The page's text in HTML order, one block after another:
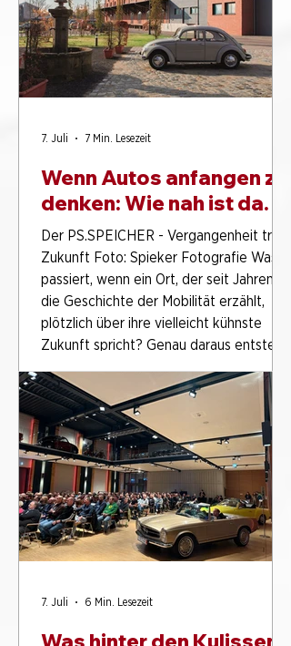
automobilen Alltag, in dem Technik und
Gefühl Hand in Hand gingen. Gleichzeitig
be
Wenn Autos anfangen zu
denken: Wie nah ist das
autonome Fahren
wirklich?
Der PS.SPEICHER - Vergangenheit trifft
Zukunft Foto: Spieker Fotografie Was
passiert, wenn ein Ort, der seit Jahren
die Geschichte der Mobilität erzählt,
plötzlich über ihre vielleicht kühnste
Zukunft spricht? Genau daraus entsteht
ein Abend, der weit mehr verspricht als
einen klassischen Technikvortrag. Im
PS.SPEICHER in Ei
7. Juli 7 Min. Lesezeit
7. Juli 6 Min. Lesezeit